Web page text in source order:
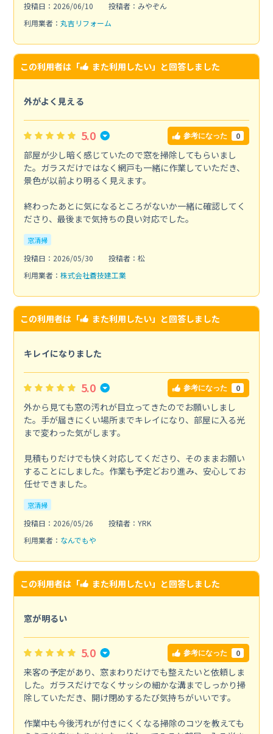
投稿日：2026/06/10
投稿者：みやぞん
利用業者： 丸吉リフォーム
この利用者は「 また利用したい」と回答しました
外がよく見える
5.0 参考になった 0
部屋が少し暗く感じていたので窓を掃除してもらいまし
た。ガラスだけではなく網戸も一緒に作業していただき、
景色が以前より明るく見えます。
終わったあとに気になるところがないか一緒に確認してく
ださり、最後まで気持ちの良い対応でした。
窓清掃
投稿日：2026/05/30
投稿者：松
利用業者： 株式会社蒼技建工業
この利用者は「 また利用したい」と回答しました
キレイになりました
5.0 参考になった 0
外から見ても窓の汚れが目立ってきたのでお願いしまし
た。手が届きにくい場所までキレイになり、部屋に入る光
まで変わった気がします。
見積もりだけでも快く対応してくださり、そのままお願い
することにしました。作業も予定どおり進み、安心してお
任せできました。
窓清掃
投稿日：2026/05/26
投稿者：YRK
利用業者： なんでもや
この利用者は「 また利用したい」と回答しました
窓が明るい
5.0 参考になった 0
来客の予定があり、窓まわりだけでも整えたいと依頼しま
した。ガラスだけでなくサッシの細かな溝までしっかり掃
除していただき、開け閉めするたび気持ちがいいです。
作業中も今後汚れが付きにくくなる掃除のコツを教えても